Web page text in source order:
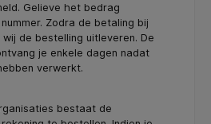
Gelieve het bedrag
Zodra de betaling bij
wij de bestelling uitleveren. De
je enkele dagen nadat
verwerkt.
bestaat de